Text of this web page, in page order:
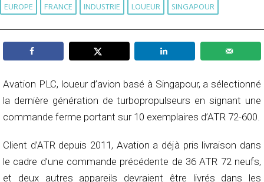
EUROPE
FRANCE INDUSTRIE LOUEUR SINGAPOUR
Avation PLC, loueur d’avion basé à Singapour, a sélectionné
la dernière génération de turbopropulseurs en signant une
commande ferme portant sur 10 exemplaires d’ATR 72-600.
Client d’ATR depuis 2011, Avation a déjà pris livraison dans
le cadre d’une commande précédente de 36 ATR 72 neufs,
et deux autres appareils devraient être livrés dans les